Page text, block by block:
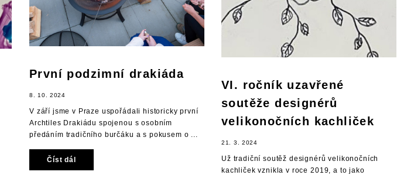
První podzimní drakiáda
8. 10. 2024
V září jsme v Praze uspořádali historicky první
Archtiles Drakiádu spojenou s osobním
předáním tradičního burčáku a s pokusem o ...
Číst dál
VI. ročník uzavřené
soutěže designérů
velikonočních kachliček
21. 3. 2024
Už tradiční soutěž designérů velikonočních
kachliček vznikla v roce 2019, a to jako